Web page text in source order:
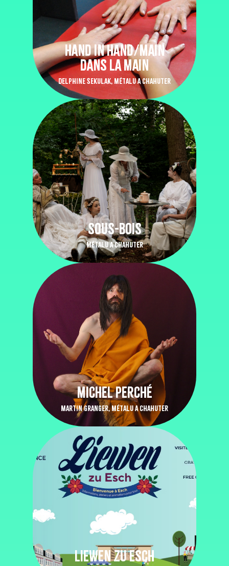
HAND IN HAND/MAIN
DANS LA MAIN
DELPHINE SEKULAK, MÉTALU A CHAHUTER
SOUS-BOIS
MÉTALU A CHAHUTER
MICHEL PERCHÉ
MARTIN GRANGER, MÉTALU A CHAHUTER
LIEWEN ZU ESCH